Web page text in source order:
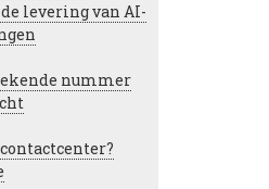
levering van AI-
nummer